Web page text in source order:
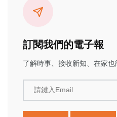
訂閱我們的電子報
了解時事、接收新知、在家也
請鍵入Email